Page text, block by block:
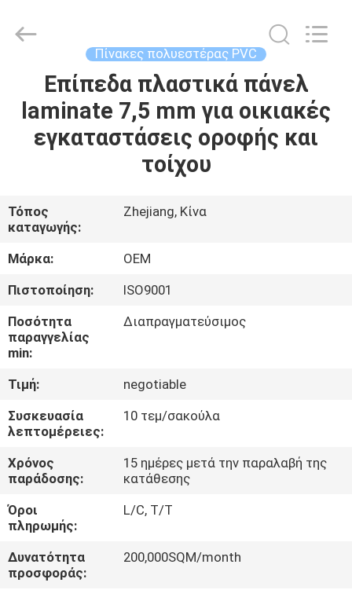
ΣΠΊΤΙ
ΠΡΟΪΌΝΤΑ
ΕΜΕΊΣ
ΓΎΡΟΣ
ΕΡΓΟΣΤΑΣΊΩΝ
ΠΟΙΟΤΙΚΌΣ
ΈΛΕΓΧΟΣ
ΜΑΣ
ΕΛΆΤΕ
ΣΕ
ΕΠΑΦΉ
ΜΕ
ΖΗΤΉΣΤΕ
Material
CO.,LTD.
Πίνακες πολυεστέρας PVC
Επίπεδα πλαστικά πάνελ
laminate 7,5 mm για οικιακές
εγκαταστάσεις οροφής και
τοίχου
Τόπος
καταγωγής:
Zhejiang, Κίνα
Μάρκα:
OEM
Πιστοποίηση:
ISO9001
Ποσότητα
παραγγελίας
min:
Διαπραγματεύσιμος
Τιμή:
negotiable
Συσκευασία
λεπτομέρειες:
10 τεμ/σακούλα
Χρόνος
παράδοσης:
15 ημέρες μετά την παραλαβή της
κατάθεσης
Όροι
πληρωμής:
L/C, T/T
Δυνατότητα
προσφοράς:
200,000SQM/month